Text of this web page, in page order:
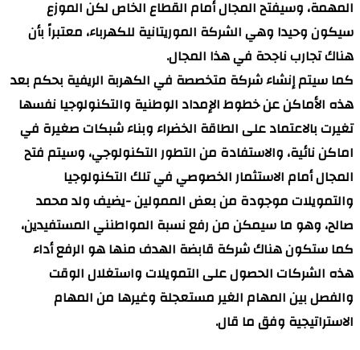
المهمة، وسيفتح المجال أمام القطاع الخاص لكن الموزع
سيكون وحيدا وهي الشركة الموريتانية للكهرباء، معتبراً بأن
هناك تجارب ناجحة في هذا المجال.
كما سيتم إنشاء شركة متخصصة في الكهربة الريفية بحكم بعد
هذه الأماكن عن خطوط الإمداد الوطنية والتكنولوجيا نفسها
تغيرت بالاعتماد على الطاقة الخضراء وبناء شبكات صغيرة في
اماكن نائية، والاستفادة من التطور التكنولوجي، وسيتم فتح
المجال أمام الاستثمار الخصوصي في تلك التكنولوجيا
والتمويلات موجودة من بعض الممولين -يضيف ولد محمد
صالح، وهو ما سيمكن من رفع نسبة المواطنني المستفيدين،
كما ستكون هناك شركة قابضة الهدف منها هو الرفع أداء
هذه الشركات الحصول على التمويلات واستغلال الوقت
والفصل بين المهام الغير مستعجلة وغيرها من المهام
الاستراتيجية وفق ما قال.